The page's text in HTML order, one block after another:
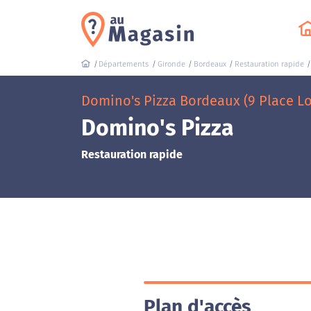
Départements Gironde Bordeaux Restauration rapide
Domino's Pizza Bordeaux (9 Place
Domino's Pizza
Restauration rapide